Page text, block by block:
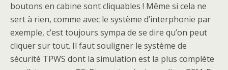
boutons en cabine sont cliquables ! Même si cela ne
sert à rien, comme avec le système d’interphonie par
exemple, c’est toujours sympa de se dire qu’on peut
cliquer sur tout. Il faut souligner le système de
sécurité TPWS dont la simulation est la plus complète